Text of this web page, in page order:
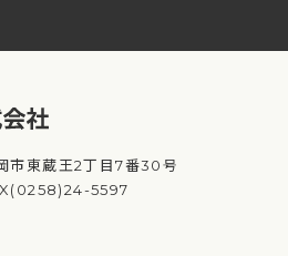
東蔵王2丁目7番30号
5597